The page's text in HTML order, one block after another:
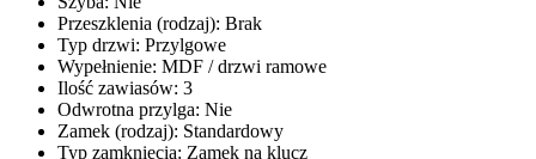
Przeszklenia (rodzaj): Brak
Typ drzwi: Przylgowe
Wypełnienie: MDF / drzwi ramowe
Ilość zawiasów: 3
Odwrotna przylga: Nie
Zamek (rodzaj): Standardowy
Typ zamknięcia: Zamek na klucz